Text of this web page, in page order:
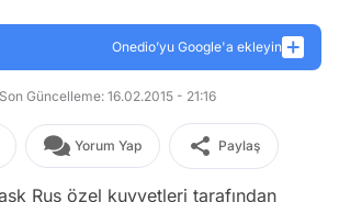
Onedio’yu Google'a ekleyin
Son Güncelleme: 16.02.2015 - 21:16
Yorum Yap Paylaş
Rus özel kuvvetleri tarafından